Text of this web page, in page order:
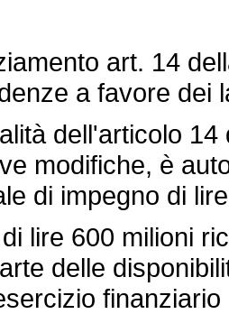
art. 14
a favore dei
dell'articolo 14
modifiche, è
di impegno di
lire 600 milioni
delle